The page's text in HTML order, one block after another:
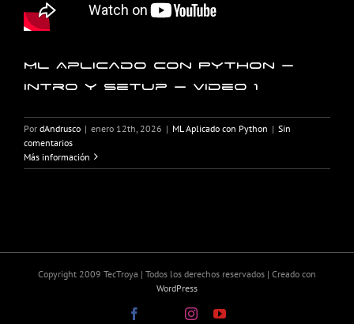
ML Aplicado con Python –
Intro y setup – Video 1
Por dAndrusco | enero 12th, 2026 | ML Aplicado con Python | Sin
comentarios
Más información
Copyright 2009 TecTroya | Todos los derechos reservados | Creado con
WordPress
Facebook InstagramYouTube